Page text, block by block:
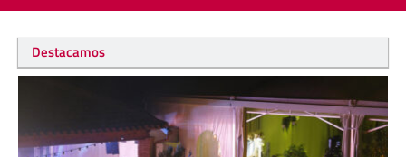
Destacamos